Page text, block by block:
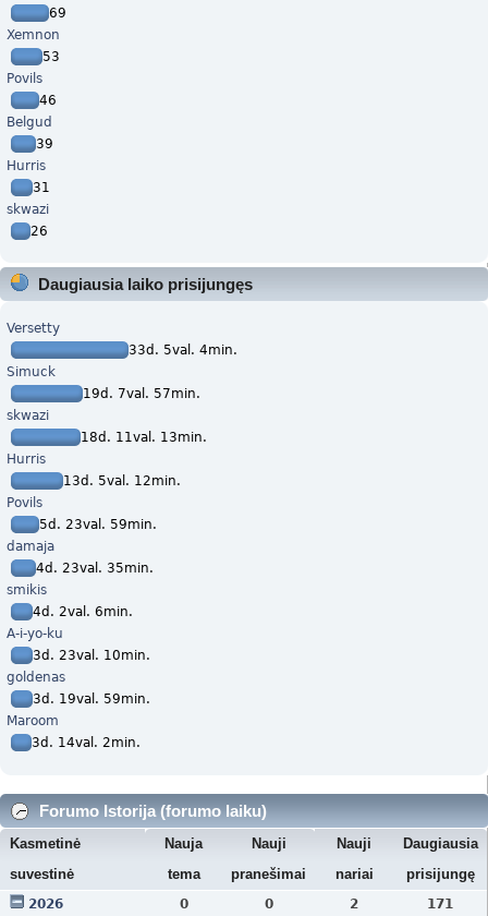
69
Xemnon
53
Povils
46
Belgud
39
Hurris
31
skwazi
26
Daugiausia laiko prisijungęs
Versetty
33d. 5val. 4min.
Simuck
19d. 7val. 57min.
skwazi
18d. 11val. 13min.
Hurris
13d. 5val. 12min.
Povils
5d. 23val. 59min.
damaja
4d. 23val. 35min.
smikis
4d. 2val. 6min.
A-i-yo-ku
3d. 23val. 10min.
goldenas
3d. 19val. 59min.
Maroom
3d. 14val. 2min.
Forumo Istorija (forumo laiku)
Kasmetinė
suvestinė
Nauja
tema
Nauji
pranešimai
Nauji
nariai
Daugiausia
prisijungę
2026
0 0 2
171